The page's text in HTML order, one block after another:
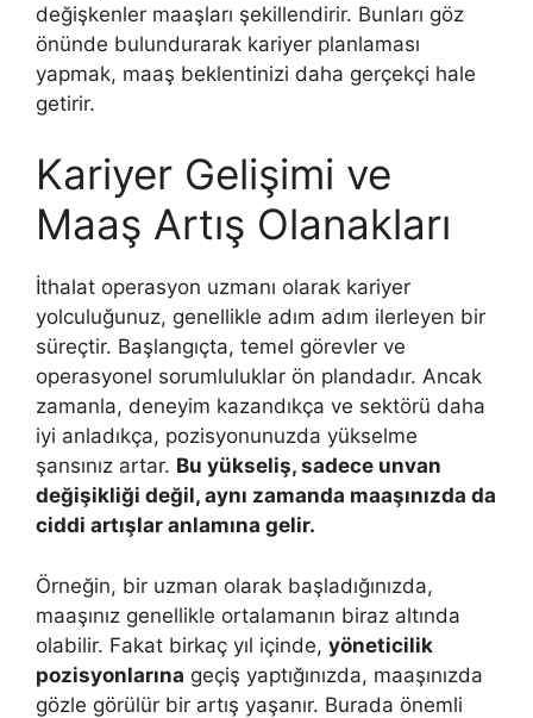
değişkenler maaşları şekillendirir. Bunları göz
önünde bulundurarak kariyer planlaması
yapmak, maaş beklentinizi daha gerçekçi hale
getirir.
Kariyer Gelişimi ve
Maaş Artış Olanakları
İthalat operasyon uzmanı olarak kariyer
yolculuğunuz, genellikle adım adım ilerleyen bir
süreçtir. Başlangıçta, temel görevler ve
operasyonel sorumluluklar ön plandadır. Ancak
zamanla, deneyim kazandıkça ve sektörü daha
iyi anladıkça, pozisyonunuzda yükselme
şansınız artar. Bu yükseliş, sadece unvan
değişikliği değil, aynı zamanda maaşınızda da
ciddi artışlar anlamına gelir.
Örneğin, bir uzman olarak başladığınızda,
maaşınız genellikle ortalamanın biraz altında
olabilir. Fakat birkaç yıl içinde, yöneticilik
pozisyonlarına geçiş yaptığınızda, maaşınızda
gözle görülür bir artış yaşanır. Burada önemli